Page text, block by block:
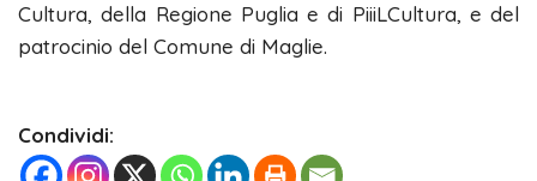
Cultura, della Regione Puglia e di PiiiLCultura, e del
patrocinio del Comune di Maglie.
Condividi: